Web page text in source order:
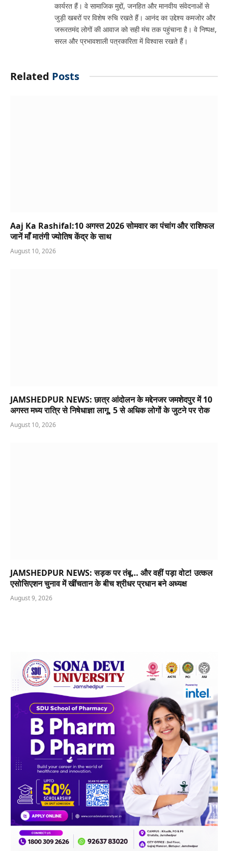
कार्यरत हैं। वे सामाजिक मुद्दों, जनहित और मानवीय संवेदनाओं से
जुड़ी खबरों पर विशेष रुचि रखते हैं। आनंद का उद्देश्य कमजोर और
जरूरतमंद लोगों की आवाज को सही मंच तक पहुंचाना है। वे निष्पक्ष,
सरल और प्रभावशाली पत्रकारिता में विश्वास रखते हैं।
Related Posts
Aaj Ka Rashifal:10 अगस्त 2026 सोमवार का पंचांग और राशिफल
जानें माँ मातंगी ज्योतिष केंद्र के साथ
August 10, 2026
JAMSHEDPUR NEWS: छात्र आंदोलन के मद्देनजर जमशेदपुर में 10
अगस्त मध्य रात्रि से निषेधाज्ञा लागू, 5 से अधिक लोगों के जुटने पर रोक
August 10, 2026
JAMSHEDPUR NEWS: सड़क पर तंबू… और वहीं पड़ा वोट! उत्कल
एसोसिएशन चुनाव में खींचतान के बीच श्रीधर प्रधान बने अध्यक्ष
August 9, 2026